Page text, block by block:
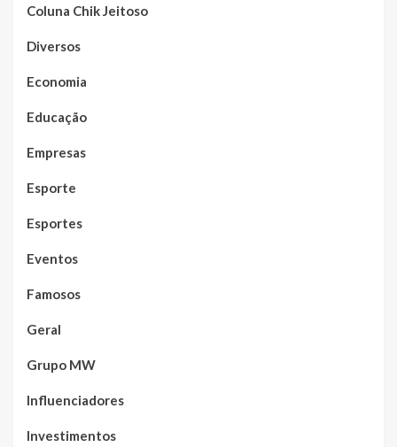
Coluna Chik Jeitoso
Diversos
Economia
Educação
Empresas
Esporte
Esportes
Eventos
Famosos
Geral
Grupo MW
Influenciadores
Investimentos